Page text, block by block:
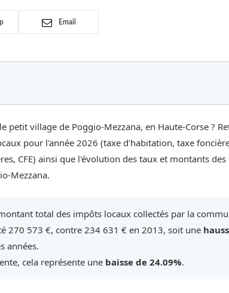
Email
petit village de Poggio-Mezzana, en Haute-Corse ?
pour l'année 2026 (taxe d'habitation, taxe
CFE) ainsi que l'évolution des taux et montants
Mezzana.
total des impôts locaux collectés par la
270 573 €, contre 234 631 € en 2013, soit une
années.
cela représente une baisse de 24.09%.